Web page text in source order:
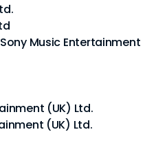
Music Entertainment
(UK) Ltd.
(UK) Ltd.